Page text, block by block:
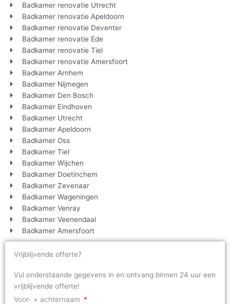
Badkamer renovatie Utrecht
Badkamer renovatie Apeldoorn
Badkamer renovatie Deventer
Badkamer renovatie Ede
Badkamer renovatie Tiel
Badkamer renovatie Amersfoort
Badkamer Arnhem
Badkamer Nijmegen
Badkamer Den Bosch
Badkamer Eindhoven
Badkamer Utrecht
Badkamer Apeldoorn
Badkamer Oss
Badkamer Tiel
Badkamer Wijchen
Badkamer Doetinchem
Badkamer Zevenaar
Badkamer Wageningen
Badkamer Venray
Badkamer Veenendaal
Badkamer Amersfoort
Vrijblijvende offerte?
Vul onderstaande gegevens in en ontvang binnen 24 uur een
vrijblijvende offerte!
Voor- + achternaam